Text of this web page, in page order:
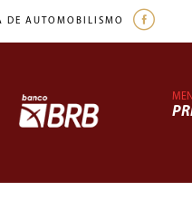
DE AUTOMOBILISMO